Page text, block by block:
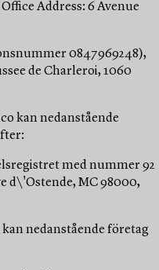
Address: 6 Avenue
0847969248),
de Charleroi, 1060
kan nedanstående
med nummer 92
d\'Ostende, MC 98000,
nedanstående företag